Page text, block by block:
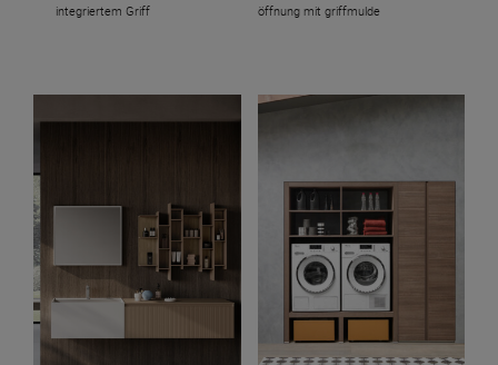
integriertem Griff öffnung mit griffmulde